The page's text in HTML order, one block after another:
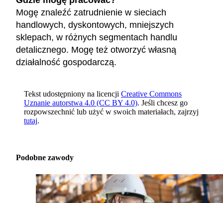
Mogę znaleźć zatrudnienie w sieciach
handlowych, dyskontowych, mniejszych
sklepach, w różnych segmentach handlu
detalicznego. Mogę też otworzyć własną
działalność gospodarczą.
Tekst udostępniony na licencji Creative Commons
Uznanie autorstwa 4.0 (CC BY 4.0). Jeśli chcesz go
rozpowszechnić lub użyć w swoich materiałach, zajrzyj
tutaj.
Podobne zawody